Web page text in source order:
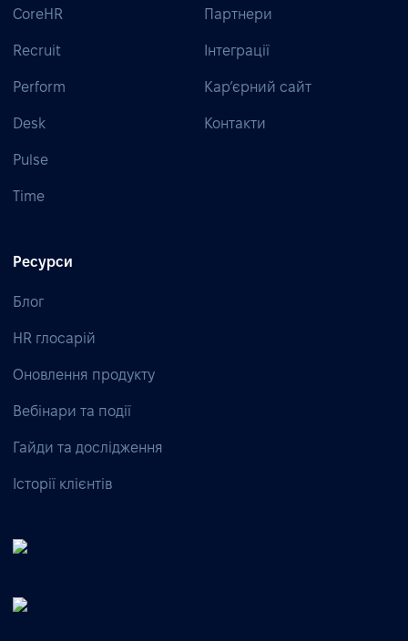
CoreHR
Recruit
Perform
Desk
Pulse
Time
Партнери
Інтеграції
Кар’єрний сайт
Контакти
Ресурси
Блог
HR глосарій
Оновлення продукту
Вебінари та події
Гайди та дослідження
Історії клієнтів